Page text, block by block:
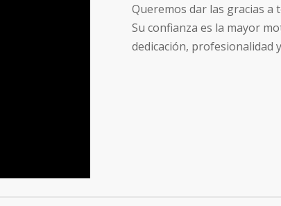
Queremos dar las gracias
Su confianza es la mayor
dedicación, profesionalidad